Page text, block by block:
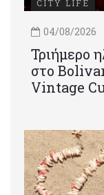
CITY LIFE
04/08/2026
Τριήμερο
στο
Vintage